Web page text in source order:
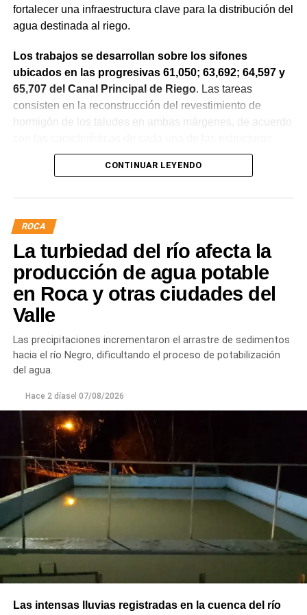
fortalecer una infraestructura clave para la distribución del
agua destinada al riego.
Los trabajos se desarrollan sobre los sifones
ubicados en las progresivas 61,050; 63,692; 64,597 y
65,707 del Canal Principal de Riego. Las tareas
consisten en la reconstrucción del revestimiento de
hormigón de los taludes en ambas márgenes, de acuerdo
La obra incluye la demolición de losas deterioradas, la
requieren, la ejecución de un nuevo revestimiento de
hormigón reforzado con malla de acero y el sellado de
juntas para mejorar la durabilidad de la infraestructura.
Desde el DPA destacaron que esta intervención forma
parte del plan de mantenimiento y renovación de la
infraestructura hídrica provincial, con el propósito de
optimizar la conducción del agua, preservar el Canal
seguro para los productores del Alto Valle.
CONTINUAR LEYENDO
ROCA
La turbiedad del río afecta la
producción de agua potable
en Roca y otras ciudades del
Valle
Las precipitaciones incrementaron el arrastre de sedimentos
hacia el río Negro, dificultando el proceso de potabilización
del agua.
Hace 2 díasel 07/08/2026
Las intensas lluvias registradas en la cuenca del río